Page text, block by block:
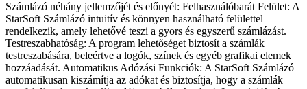
Számlázó néhány jellemzőjét és előnyét: Felhasználóbarát Felület: A
StarSoft Számlázó intuitív és könnyen használható felülettel
rendelkezik, amely lehetővé teszi a gyors és egyszerű számlázást.
Testreszabhatóság: A program lehetőséget biztosít a számlák
testreszabására, beleértve a logók, színek és egyéb grafikai elemek
hozzáadását. Automatikus Adózási Funkciók: A StarSoft Számlázó
automatikusan kiszámítja az adókat és biztosítja, hogy a számlák